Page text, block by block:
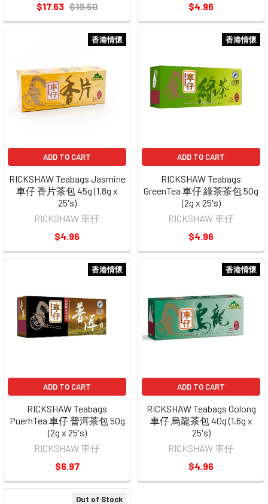
Out of Stock
$17.63 $19.50
$4.96
香港情懷
ADD TO CART
RICKSHAW Teabags Jasmine
車仔 香片茶包 45g (1.8g x
25's)
RICKSHAW 車仔
$4.96
香港情懷
ADD TO CART
RICKSHAW Teabags
GreenTea 車仔 綠茶茶包 50g
(2g x 25's)
RICKSHAW 車仔
$4.96
香港情懷
ADD TO CART
RICKSHAW Teabags
PuerhTea 車仔 普洱茶包 50g
(2g x 25's)
RICKSHAW 車仔
$6.97
香港情懷
ADD TO CART
RICKSHAW Teabags Oolong
車仔 烏龍茶包 40g (1.6g x
25's)
RICKSHAW 車仔
$4.96